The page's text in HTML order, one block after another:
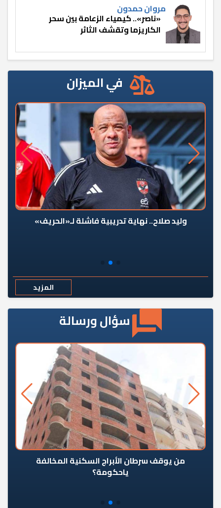
مروان حمدون
«ناصر».. كيمياء الزعامة بين سحر
الكاريزما وتقشف الثائر
في الميزان
وليد صلاح.. نهاية تدريبية فاشلة لـ«الحريف»
المزيد
سؤال ورسالة
من يوقف سرطان الأبراج السكنية المخالفة
ياحكومة؟